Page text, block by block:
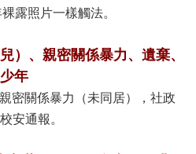
露照片一樣觸法。
）、親密關係暴力、遺棄、
年
親密關係暴力（未同居），社政
安通報。